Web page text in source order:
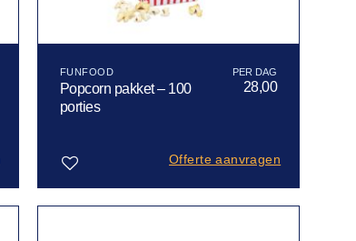
FUNFOOD
Popcorn pakket – 100
porties
28,00
Offerte aanvragen